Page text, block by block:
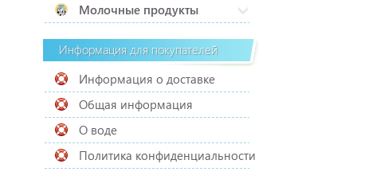
Молочные продукты
Информация для покупателей
Информация о доставке
Общая информация
О воде
Политика конфиденциальности